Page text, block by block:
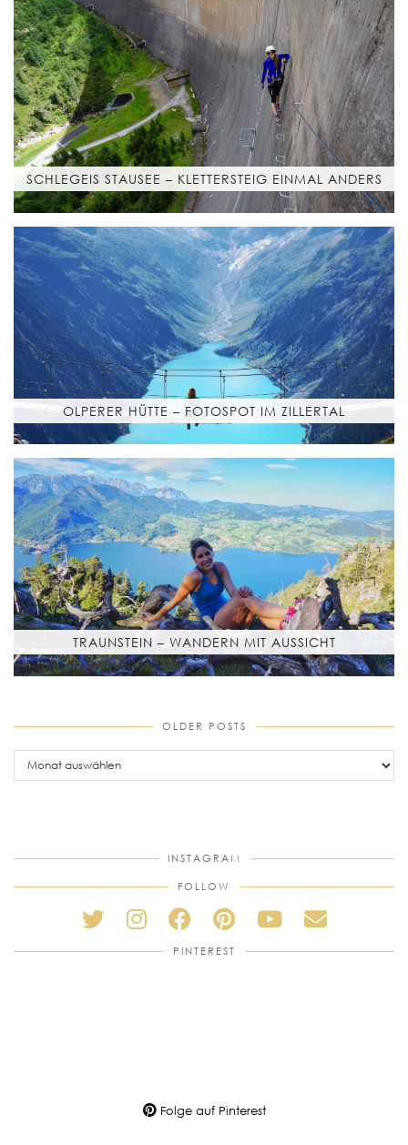
SCHLEGEIS STAUSEE – KLETTERSTEIG EINMAL ANDERS
OLPERER HÜTTE – FOTOSPOT IM ZILLERTAL
TRAUNSTEIN – WANDERN MIT AUSSICHT
OLDER POSTS
older
posts
INSTAGRAM
FOLLOW
PINTEREST
Folge auf Pinterest